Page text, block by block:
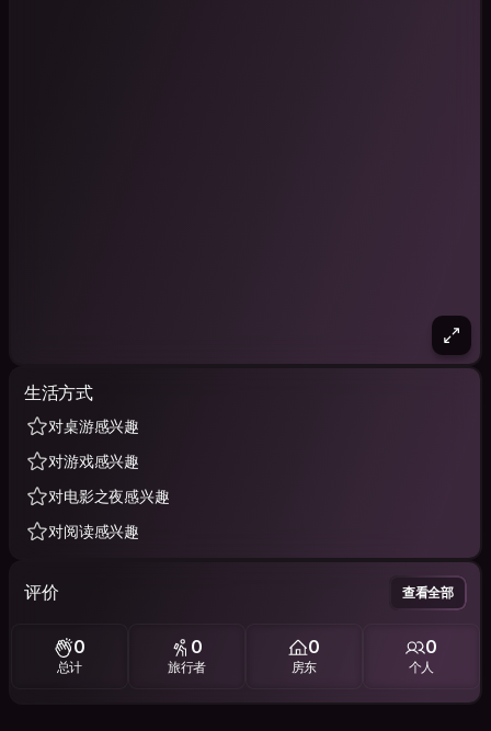
生活方式
对桌游感兴趣
对游戏感兴趣
对电影之夜感兴趣
对阅读感兴趣
评价 查看全部
0
总计
0
旅行者
0
房东
0
个人